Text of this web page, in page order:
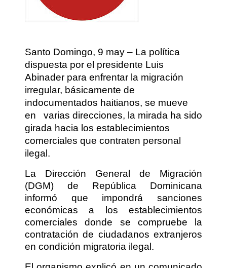
Santo Domingo, 9 may – La política
dispuesta por el presidente Luis
Abinader para enfrentar la migración
irregular, básicamente de
indocumentados haitianos, se mueve
en
varias direcciones, la mirada ha sido
girada hacia los establecimientos
comerciales que contraten personal
ilegal.
La Dirección General de Migración
(DGM) de República Dominicana
informó que impondrá sanciones
económicas a los establecimientos
comerciales donde se compruebe la
contratación de ciudadanos extranjeros
en condición migratoria ilegal.